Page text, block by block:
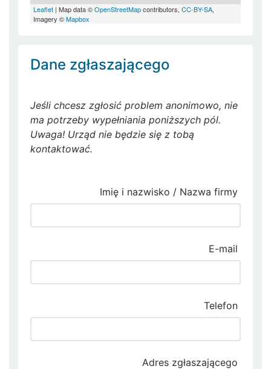
Leaflet | Map data ©OpenStreetMapcontributors, CC-BY-SA,
Imagery ©Mapbox
Dane zgłaszającego
Jeśli chcesz zgłosić problem anonimowo, nie
ma potrzeby wypełniania poniższych pól.
Uwaga! Urząd nie będzie się z tobą
kontaktować.
Imię i nazwisko / Nazwa firmy
E-mail
Telefon
Adres zgłaszającego